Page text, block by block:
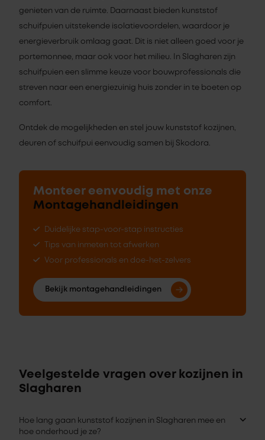
genieten van de ruimte. Daarnaast bieden kunststof
schuifpuien uitstekende isolatievoordelen, waardoor je
energieverbruik omlaag gaat. Dit is niet alleen goed voor je
portemonnee, maar ook voor het milieu. In Slagharen zijn
schuifpuien een slimme keuze voor bouwprofessionals die
streven naar een energiezuinig huis zonder in te boeten op
comfort.
Ontdek de mogelijkheden en stel jouw kunststof kozijnen,
deuren of schuifpui eenvoudig samen bij Skodora.
Monteer eenvoudig met onze
Montagehandleidingen
Duidelijke stap-voor-stap instructies
Tips van inmeten tot afwerken
Voor professionals en doe-het-zelvers
Bekijk montagehandleidingen
Veelgestelde vragen over kozijnen in
Slagharen
Hoe lang gaan kunststof kozijnen in Slagharen mee en
hoe onderhoud je ze?